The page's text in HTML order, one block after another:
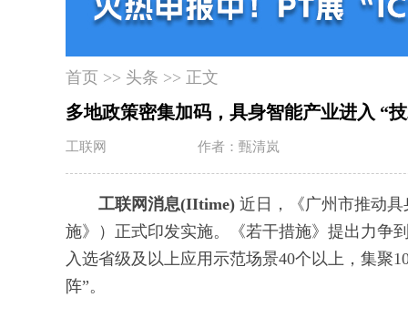
首页 >> 头条 >> 正文
多地政策密集加码，具身智能产业进入 “
工联网 作者：甄清岚
工联网消息(IItime) 近日，《广州市推动
施》）正式印发实施。《若干措施》提出力争
入选省级及以上应用示范场景40个以上，集聚
阵”。